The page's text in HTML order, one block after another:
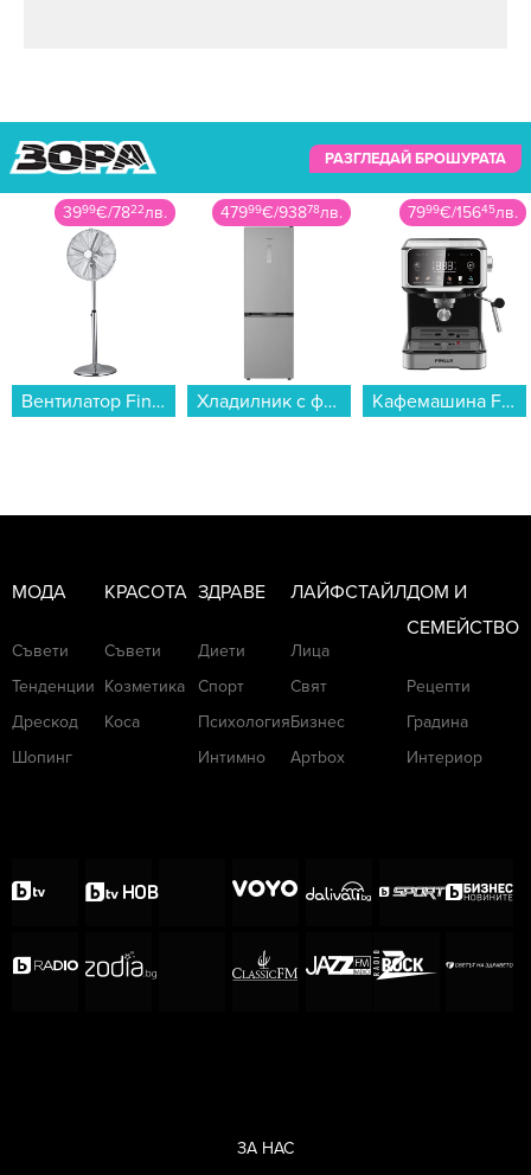
РАЗГЛЕДАЙ БРОШУРАТА
3999€/7822лв.
Вентилатор Finlux FSF-1624-SS , 60 W...
47999€/93878лв.
Хладилник с фризер Whirlpool WHK 26372 X5EA1 , 370 l, D , No Frost , Инокс...
7999€/15645лв.
Кафемашина Finlux FEM-1655BS...
МОДА
Съвети
Тенденции
Дрескод
Шопинг
КРАСОТА
Съвети
Козметика
Коса
ЗДРАВЕ
Диети
Спорт
Психология
Интимно
ЛАЙФСТАЙЛ
Лица
Свят
Бизнес
Артbox
ДОМ И
СЕМЕЙСТВО
Рецепти
Градина
Интериор
ЗА НАС